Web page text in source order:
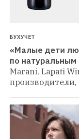
БУХУЧЕТ
«Малые дети
по
Marani, Lapati
производители,